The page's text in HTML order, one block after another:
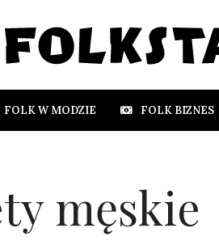
FOLK W MODZIE FOLK BIZNES
męskie